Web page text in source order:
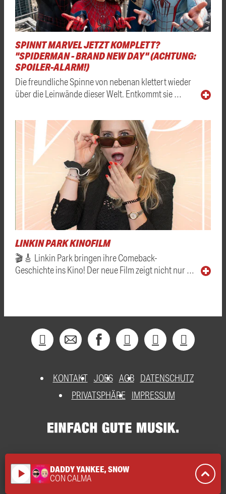
SPINNT MARVEL JETZT KOMPLETT?
"SPIDERMAN - BRAND NEW DAY" (ACHTUNG:
SPOILER-ALARM!)
Die freundliche Spinne von nebenan klettert wieder
über die Leinwände dieser Welt. Entkommt sie …
LINKIN PARK KINOFILM
🎬🎸 Linkin Park bringen ihre Comeback-
Geschichte ins Kino! Der neue Film zeigt nicht nur …
KONTAKT JOBS AGB DATENSCHUTZ
PRIVATSPHÄRE
IMPRESSUM
play_arrow DADDY YANKEE, SNOW
CON CALMA